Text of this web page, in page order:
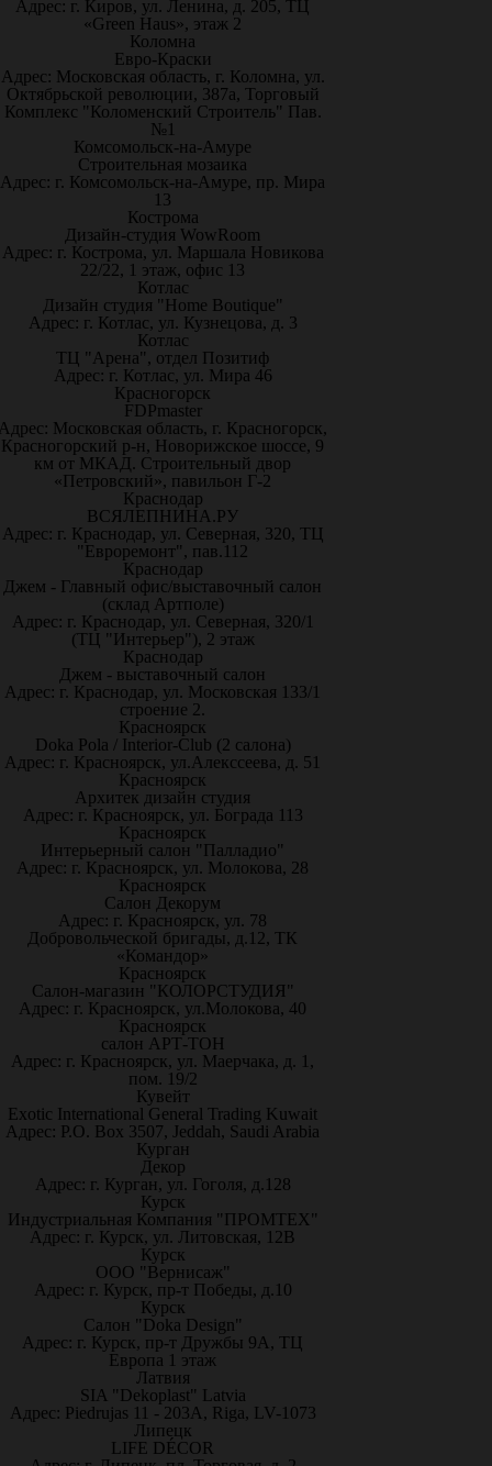
Адрес: г. Киров, ул. Ленина, д. 205, ТЦ
«Green Haus», этаж 2
Коломна
Евро-Краски
Адрес: Московская область, г. Коломна, ул.
Октябрьской революции, 387а, Торговый
Комплекс "Коломенский Строитель" Пав.
№1
Комсомольск-на-Амуре
Строительная мозаика
Адрес: г. Комсомольск-на-Амуре, пр. Мира
13
Кострома
Дизайн-студия WowRoom
Адрес: г. Кострома, ул. Маршала Новикова
22/22, 1 этаж, офис 13
Котлас
Дизайн студия "Home Boutique"
Адрес: г. Котлас, ул. Кузнецова, д. 3
Котлас
ТЦ "Арена", отдел Позитиф
Адрес: г. Котлас, ул. Мира 46
Красногорск
FDPmaster
Московская область, г. Красногорск,
Красногорский р-н, Новорижское шоссе, 9
км от МКАД. Строительный двор
«Петровский», павильон Г-2
Краснодар
ВСЯЛЕПНИНА.РУ
Адрес: г. Краснодар, ул. Северная, 320, ТЦ
"Евроремонт", пав.112
Краснодар
Джем - Главный офис/выставочный салон
(склад Артполе)
Адрес: г. Краснодар, ул. Северная, 320/1
(ТЦ "Интерьер"), 2 этаж
Краснодар
Джем - выставочный салон
Адрес: г. Краснодар, ул. Московская 133/1
строение 2.
Красноярск
Doka Pola / Interior-Club (2 салона)
Адрес: г. Красноярск, ул.Алекссеева, д. 51
Красноярск
Архитек дизайн студия
Адрес: г. Красноярск, ул. Бограда 113
Красноярск
Интерьерный салон "Палладио"
Адрес: г. Красноярск, ул. Молокова, 28
Красноярск
Салон Декорум
Адрес: г. Красноярск, ул. 78
Добровольческой бригады, д.12, ТК
«Командор»
Красноярск
Салон-магазин "КОЛОРСТУДИЯ"
Адрес: г. Красноярск, ул.Молокова, 40
Красноярск
салон АРТ-ТОН
Адрес: г. Красноярск, ул. Маерчака, д. 1,
пом. 19/2
Кувейт
Exotic International General Trading Kuwait
Адрес: P.O. Box 3507, Jeddah, Saudi Arabia
Курган
Декор
Адрес: г. Курган, ул. Гоголя, д.128
Курск
Индустриальная Компания "ПРОМТЕХ"
Адрес: г. Курск, ул. Литовская, 12В
Курск
ООО "Вернисаж"
Адрес: г. Курск, пр-т Победы, д.10
Курск
Салон "Doka Design"
Адрес: г. Курск, пр-т Дружбы 9А, ТЦ
Европа 1 этаж
Латвия
SIA "Dekoplast" Latvia
Адрес: Piedrujas 11 - 203A, Riga, LV-1073
Липецк
LIFE DÉCOR